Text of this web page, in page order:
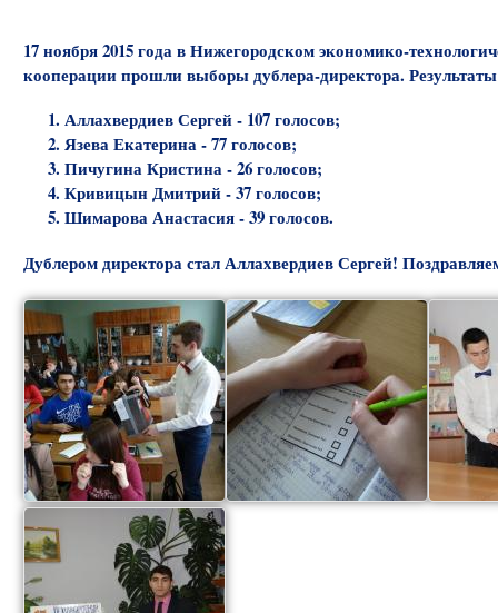
17 ноября 2015 года в Нижегородском экономико-
кооперации прошли выборы дублера-директора.
Аллахвердиев Сергей - 107 голосов;
Язева Екатерина - 77 голосов;
Пичугина Кристина - 26 голосов;
Кривицын Дмитрий - 37 голосов;
Шимарова Анастасия - 39 голосов.
Дублером директора стал Аллахвердиев Сергей!